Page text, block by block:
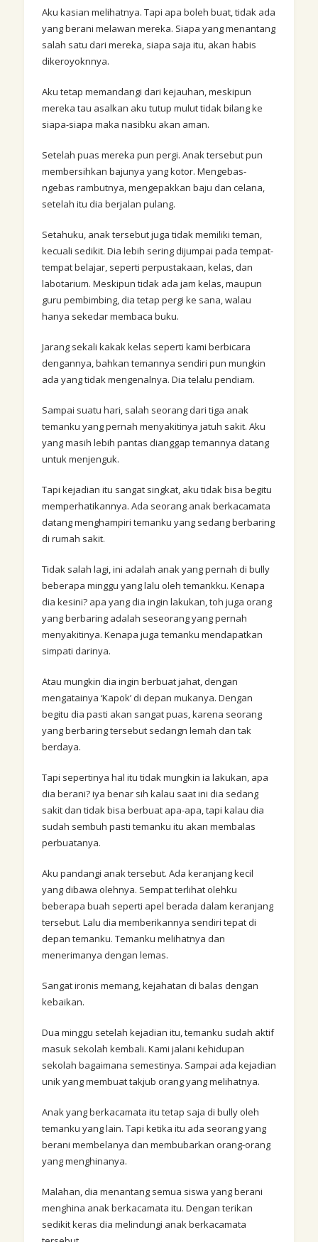
Aku kasian melihatnya. Tapi apa boleh buat, tidak ada
yang berani melawan mereka. Siapa yang menantang
salah satu dari mereka, siapa saja itu, akan habis
dikeroyoknnya.
Aku tetap memandangi dari kejauhan, meskipun
mereka tau asalkan aku tutup mulut tidak bilang ke
siapa-siapa maka nasibku akan aman.
Setelah puas mereka pun pergi. Anak tersebut pun
membersihkan bajunya yang kotor. Mengebas-
ngebas rambutnya, mengepakkan baju dan celana,
setelah itu dia berjalan pulang.
Setahuku, anak tersebut juga tidak memiliki teman,
kecuali sedikit. Dia lebih sering dijumpai pada tempat-
tempat belajar, seperti perpustakaan, kelas, dan
labotarium. Meskipun tidak ada jam kelas, maupun
guru pembimbing, dia tetap pergi ke sana, walau
hanya sekedar membaca buku.
Jarang sekali kakak kelas seperti kami berbicara
dengannya, bahkan temannya sendiri pun mungkin
ada yang tidak mengenalnya. Dia telalu pendiam.
Sampai suatu hari, salah seorang dari tiga anak
temanku yang pernah menyakitinya jatuh sakit. Aku
yang masih lebih pantas dianggap temannya datang
untuk menjenguk.
Tapi kejadian itu sangat singkat, aku tidak bisa begitu
memperhatikannya. Ada seorang anak berkacamata
datang menghampiri temanku yang sedang berbaring
di rumah sakit.
Tidak salah lagi, ini adalah anak yang pernah di bully
beberapa minggu yang lalu oleh temankku. Kenapa
dia kesini? apa yang dia ingin lakukan, toh juga orang
yang berbaring adalah seseorang yang pernah
menyakitinya. Kenapa juga temanku mendapatkan
simpati darinya.
Atau mungkin dia ingin berbuat jahat, dengan
mengatainya ‘Kapok’ di depan mukanya. Dengan
begitu dia pasti akan sangat puas, karena seorang
yang berbaring tersebut sedangn lemah dan tak
berdaya.
Tapi sepertinya hal itu tidak mungkin ia lakukan, apa
dia berani? iya benar sih kalau saat ini dia sedang
sakit dan tidak bisa berbuat apa-apa, tapi kalau dia
sudah sembuh pasti temanku itu akan membalas
perbuatanya.
Aku pandangi anak tersebut. Ada keranjang kecil
yang dibawa olehnya. Sempat terlihat olehku
beberapa buah seperti apel berada dalam keranjang
tersebut. Lalu dia memberikannya sendiri tepat di
depan temanku. Temanku melihatnya dan
menerimanya dengan lemas.
Sangat ironis memang, kejahatan di balas dengan
kebaikan.
Dua minggu setelah kejadian itu, temanku sudah aktif
masuk sekolah kembali. Kami jalani kehidupan
sekolah bagaimana semestinya. Sampai ada kejadian
unik yang membuat takjub orang yang melihatnya.
Anak yang berkacamata itu tetap saja di bully oleh
temanku yang lain. Tapi ketika itu ada seorang yang
berani membelanya dan membubarkan orang-orang
yang menghinanya.
Malahan, dia menantang semua siswa yang berani
menghina anak berkacamata itu. Dengan terikan
sedikit keras dia melindungi anak berkacamata